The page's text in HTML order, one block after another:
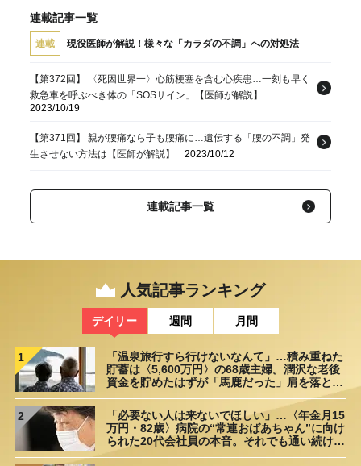
連載記事一覧
連載 現役医師が解説！様々な「カラダの不調」への対処法
【第372回】 〈死因世界一〉心筋梗塞を含む心疾患…一刻も早く
救急車を呼ぶべき体の「SOSサイン」【医師が解説】
2023/10/19
【第371回】 親が腰痛なら子も腰痛に…遺伝する「腰の不調」発
生させない方法は【医師が解説】
2023/10/12
太ももの付け根にできる「柔らかい膨らみ」や「腫れ」の正体
【医師が解説】
【第369回】 腰痛がなかなか治らない人は「うつ病」になりやす
い!?…「慢性的な腰痛持ち」の共通点【専門医が解説】
連載記事一覧
人気記事ランキング
デイリー 週間 月間
1
「温泉旅行すら行けないなんて」…積み重ねた
貯蓄は〈5,600万円〉の68歳主婦。潤沢な老後
資金を貯めたはずが「馬鹿だった」肩を落とす
2
「必要ない人は来ないでほしい」…〈年金月15
万円・82歳〉病院の“常連おばあちゃん”に向け
られた20代会社員の本音。それでも通い続ける